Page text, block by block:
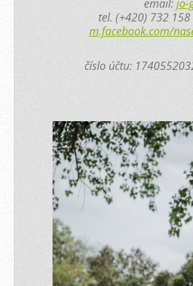
email:jo-
tel. (+420) 732
m.facebook.com/
číslo účtu: